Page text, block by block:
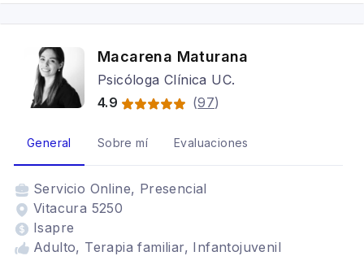
Macarena Maturana
Psicóloga Clínica UC.
4.9
(97)
General Sobre mí Evaluaciones
Servicio Online, Presencial
Vitacura 5250
Isapre
Adulto, Terapia familiar, Infantojuvenil